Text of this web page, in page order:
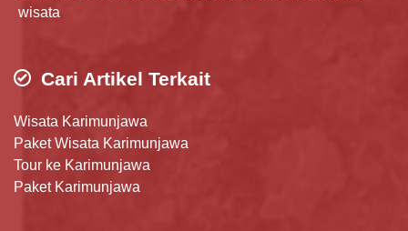
wisata
Cari Artikel Terkait
Wisata Karimunjawa
Paket Wisata Karimunjawa
Tour ke Karimunjawa
Paket Karimunjawa